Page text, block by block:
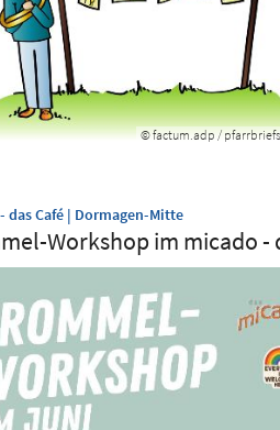
© factum.adp /
das Café | Dormagen-Mitte:
Workshop im micado -